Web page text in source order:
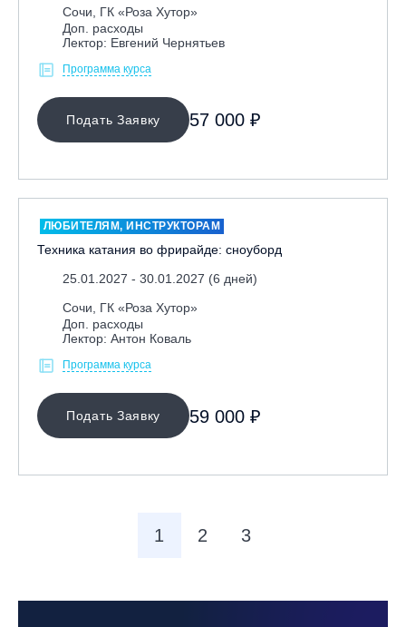
Сочи, ГК «Роза Хутор»
Доп. расходы
Лектор: Евгений Чернятьев
Программа курса
Подать Заявку 57 000 ₽
ЛЮБИТЕЛЯМ, ИНСТРУКТОРАМ
Техника катания во фрирайде: сноуборд
25.01.2027 - 30.01.2027 (6 дней)
Сочи, ГК «Роза Хутор»
Доп. расходы
Лектор: Антон Коваль
Программа курса
Подать Заявку 59 000 ₽
1 2 3